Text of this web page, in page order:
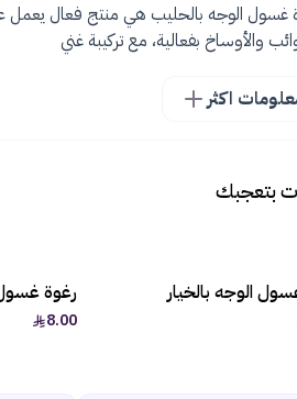
غسول الوجه بالحليب هي منتج فعال يعمل
والأوساخ بفعالية، مع تركيبة غني
اكثر
بتعجبك
الوجه بالخيار رغوة
8.00